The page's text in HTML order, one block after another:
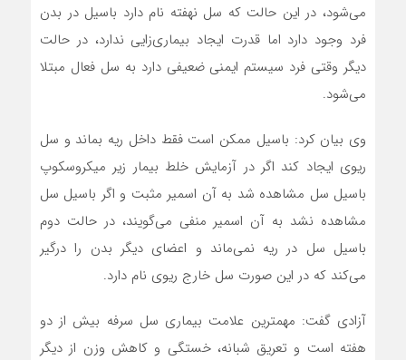
می‌شود، در این حالت که سل نهفته نام دارد باسیل در بدن
فرد وجود دارد اما قدرت ایجاد بیماری‌زایی ندارد، در حالت
دیگر وقتی فرد سیستم ایمنی ضعیفی دارد به سل فعال مبتلا
می‌شود.
وی بیان کرد: باسیل ممکن است فقط داخل ریه بماند و سل
ریوی ایجاد کند اگر در آزمایش خلط بیمار زیر میکروسکوپ
باسیل سل مشاهده شد به آن اسمیر مثبت و اگر باسیل سل
مشاهده نشد به آن اسمیر منفی می‌گویند، در حالت دوم
باسیل سل در ریه نمی‌ماند و اعضای دیگر بدن را درگیر
می‌کند که در این صورت سل خارج ریوی نام دارد.
آزادی گفت: مهمترین علامت بیماری سل سرفه بیش از دو
هفته است و تعریق شبانه، خستگی و کاهش وزن از دیگر